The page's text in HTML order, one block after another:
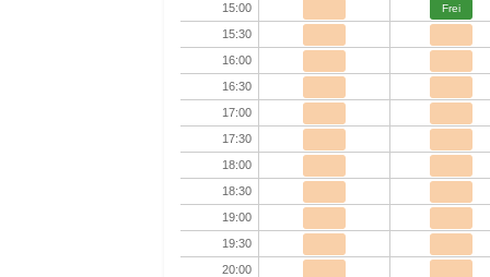
15:00 Frei
15:30
16:00
16:30
17:00
17:30
18:00
18:30
19:00
19:30
20:00